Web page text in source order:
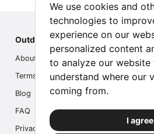
We use cookies and
technologies to
experience on our
personalized content
to analyze our
understand where our
coming from.
I agree
Outdoor Index
About us
Terms
Blog
FAQ
Privacy